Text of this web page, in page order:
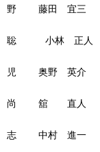
野 藤田 宜三
後
聡 小林 正人
服部
児 奥野 英介
今井
尚 舘 直人
日沖
志 中村 進一